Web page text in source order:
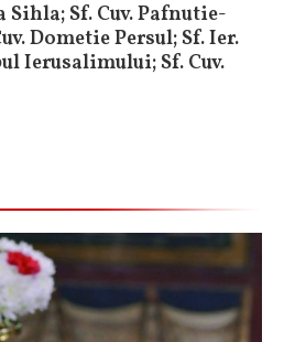
Sihla; Sf. Cuv. Pafnutie-
Dometie Persul; Sf. Ier.
Ierusalimului; Sf. Cuv.